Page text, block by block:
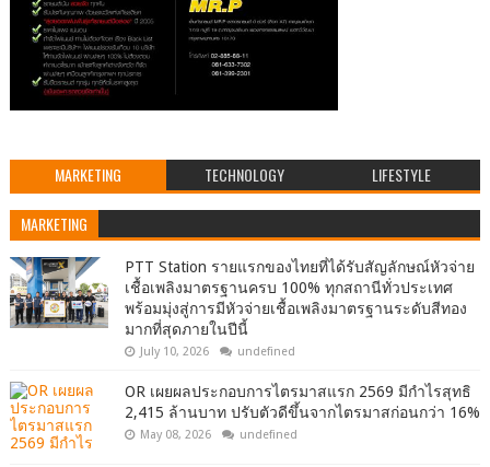
MARKETING TECHNOLOGY LIFESTYLE
MARKETING
PTT Station รายแรกของไทยที่ได้รับสัญลักษณ์หัวจ่าย
เชื้อเพลิงมาตรฐานครบ 100% ทุกสถานีทั่วประเทศ
พร้อมมุ่งสู่การมีหัวจ่ายเชื้อเพลิงมาตรฐานระดับสีทอง
มากที่สุดภายในปีนี้
July 10, 2026 undefined
OR เผยผลประกอบการไตรมาสแรก 2569 มีกำไรสุทธิ
2,415 ล้านบาท ปรับตัวดีขึ้นจากไตรมาสก่อนกว่า 16%
May 08, 2026 undefined